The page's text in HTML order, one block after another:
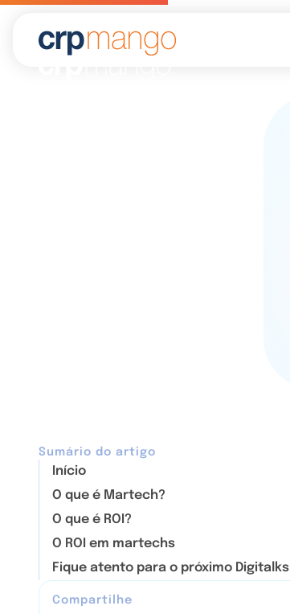
Sumário do artigo
Início
O que é Martech?
O que é ROI?
O ROI em martechs
Fique atento para o próximo Digitalks
Executive
Compartilhe